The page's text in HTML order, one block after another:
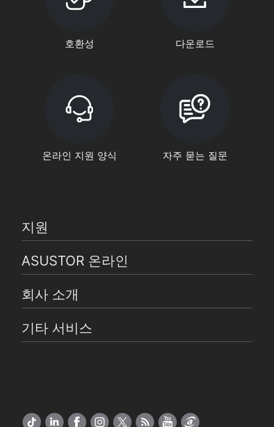
호환성 다운로드
온라인 지원 양식 자주 묻는 질문
지원
ASUSTOR 온라인
회사 소개
기타 서비스